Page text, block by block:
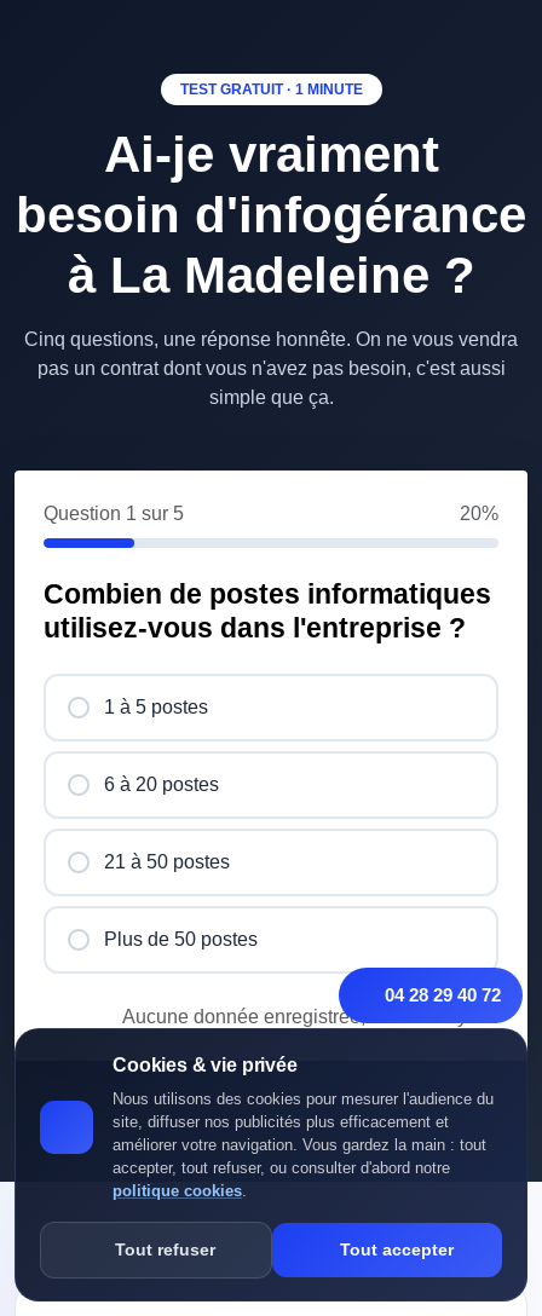
04 28 29 40 72
Cookies & vie privée
Nous utilisons des cookies pour mesurer l'audience du
site, diffuser nos publicités plus efficacement et
améliorer votre navigation. Vous gardez la main : tout
accepter, tout refuser, ou consulter d'abord notre
politique cookies.
Tout refuser Tout accepter
TEST GRATUIT · 1 MINUTE
Ai-je vraiment
besoin d'infogérance
à La Madeleine ?
Cinq questions, une réponse honnête. On ne vous vendra
pas un contrat dont vous n'avez pas besoin, c'est aussi
simple que ça.
Question 1 sur 5 20%
Combien de postes informatiques
utilisez-vous dans l'entreprise ?
1 à 5 postes
6 à 20 postes
21 à 50 postes
Plus de 50 postes
Aucune donnée enregistrée, c'est anonyme.